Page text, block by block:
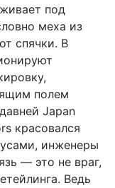
под
меха из
спячки. В
полем
Japan
красовался
инженеры
— это не враг,
Ведь